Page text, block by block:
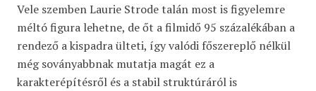
Vele szemben Laurie Strode talán most is figyelemre
méltó figura lehetne, de őt a filmidő 95 százalékában a
rendező a kispadra ülteti, így valódi főszereplő nélkül
még soványabbnak mutatja magát ez a
karakterépítésről és a stabil struktúráról is